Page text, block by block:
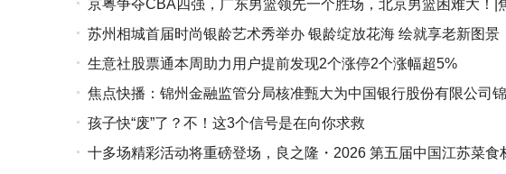
京粤争夺CBA四强，广东男篮领先一个胜场，北京男篮困难大！|
苏州相城首届时尚银龄艺术秀举办 银龄绽放花海 绘就享老新图景
生意社股票通本周助力用户提前发现2个涨停2个涨幅超5%
焦点快播：锦州金融监管分局核准甄大为中国银行股份有限公司
格
孩子快“废”了？不！这3个信号是在向你求救
十多场精彩活动将重磅登场，良之隆・2026 第五届中国江苏菜食